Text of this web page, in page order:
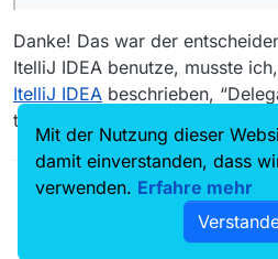
anager.java:585)
at
… 2 more
Danke! Das war der
ItelliJ IDEA benutze, musste
ItelliJ IDEA beschrieben,
to maven” wählen.
Mit der Nutzung dieser
damit einverstanden, dass
verwenden. Erfahre mehr